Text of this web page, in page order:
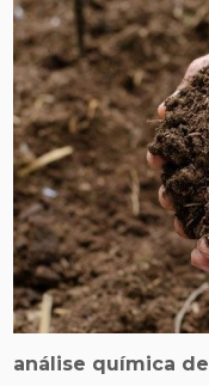
análise química